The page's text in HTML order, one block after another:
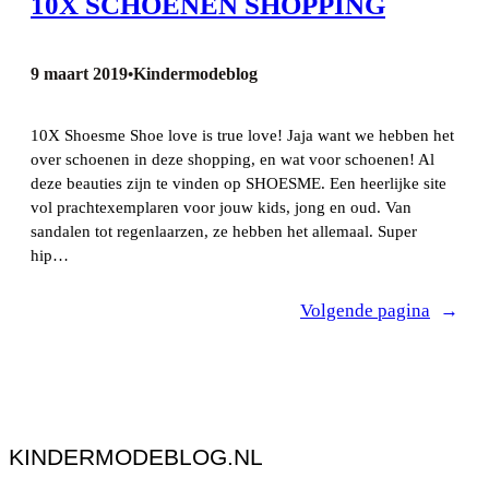
9 maart 2019•Kindermodeblog
10X Shoesme Shoe love is true love! Jaja want we hebben het
over schoenen in deze shopping, en wat voor schoenen! Al
deze beauties zijn te vinden op SHOESME. Een heerlijke site
vol prachtexemplaren voor jouw kids, jong en oud. Van
sandalen tot regenlaarzen, ze hebben het allemaal. Super
hip…
Volgende pagina →
KINDERMODEBLOG.NL